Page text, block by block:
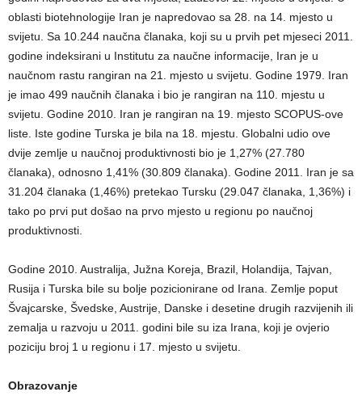
oblasti biotehnologije Iran je napredovao sa 28. na 14. mjesto u
svijetu. Sa 10.244 naučna članaka, koji su u prvih pet mjeseci 2011.
godine indeksirani u Institutu za naučne informacije, Iran je u
naučnom rastu rangiran na 21. mjesto u svijetu. Godine 1979. Iran
je imao 499 naučnih članaka i bio je rangiran na 110. mjestu u
svijetu. Godine 2010. Iran je rangiran na 19. mjesto SCOPUS-ove
liste. Iste godine Turska je bila na 18. mjestu. Globalni udio ove
dvije zemlje u naučnoj produktivnosti bio je 1,27% (27.780
članaka), odnosno 1,41% (30.809 članaka). Godine 2011. Iran je sa
31.204 članaka (1,46%) pretekao Tursku (29.047 članaka, 1,36%) i
tako po prvi put došao na prvo mjesto u regionu po naučnoj
produktivnosti.
Godine 2010. Australija, Južna Koreja, Brazil, Holandija, Tajvan,
Rusija i Turska bile su bolje pozicionirane od Irana. Zemlje poput
Švajcarske, Švedske, Austrije, Danske i desetine drugih razvijenih ili
zemalja u razvoju u 2011. godini bile su iza Irana, koji je ovjerio
poziciju broj 1 u regionu i 17. mjesto u svijetu.
Obrazovanje